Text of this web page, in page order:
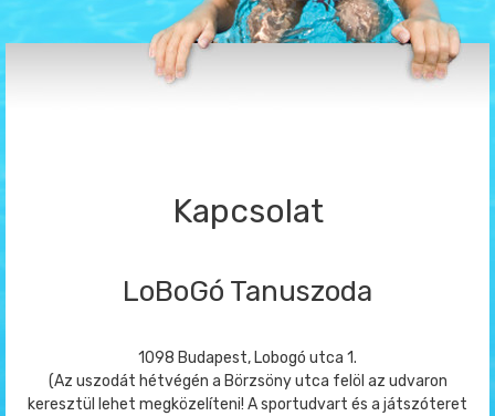
Kapcsolat
LoBoGó Tanuszoda
1098 Budapest, Lobogó utca 1.
(Az uszodát hétvégén a Börzsöny utca felöl az udvaron
keresztül lehet megközelíteni! A sportudvart és a játszóteret